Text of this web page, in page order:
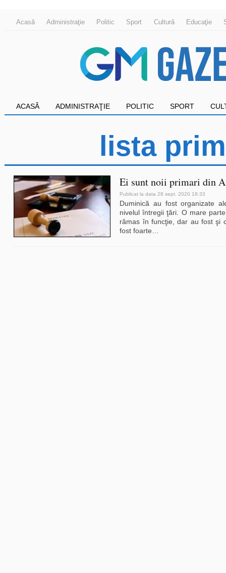
Acasă Administraţie Politic Sport Cultură Educaţie
ACASĂ ADMINISTRAŢIE POLITIC SPORT
lista
Ei sunt noii primari din
Publicat la data 28 sept. 2020 18:33
Duminică au fost organizate
nivelul întregii ţări. O mare
rămas în funcţie, dar au fost şi
fost foarte